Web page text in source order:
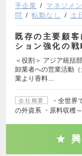
手企業
マネジメ
問
転勤なし 土
既存の主要顧
ション強化の
＜役割＞ アジア統括
卸業者への営業活動
業より香料…
会社概要
・全世界
の外資系 ・原料収穫